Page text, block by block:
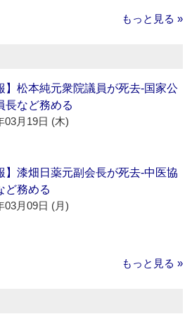
もっと見る »
】松本純元衆院議員が死去‐国家公
長など務める
03月19日 (木)
】漆畑日薬元副会長が死去‐中医協
ど務める
03月09日 (月)
もっと見る »